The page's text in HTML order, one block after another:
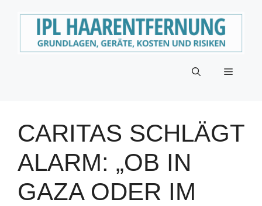
Menü
CARITAS SCHLÄGT
ALARM: „OB IN
GAZA ODER IM